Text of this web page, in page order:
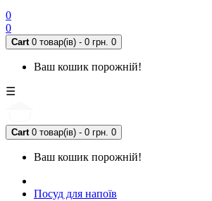
0
0
Cart 0 товар(ів) - 0 грн. 0
Ваш кошик порожній!
☰
Cart 0 товар(ів) - 0 грн. 0
Ваш кошик порожній!
Посуд для напоїв